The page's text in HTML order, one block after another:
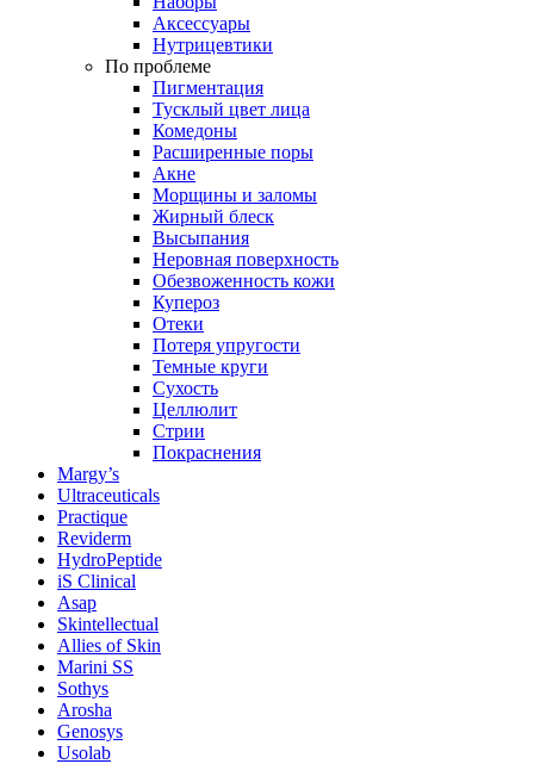
Аксессуары
Нутрицевтики
По проблеме
Пигментация
Тусклый цвет лица
Комедоны
Расширенные поры
Акне
Морщины и заломы
Жирный блеск
Высыпания
Неровная поверхность
Обезвоженность кожи
Купероз
Отеки
Потеря упругости
Темные круги
Сухость
Целлюлит
Стрии
Покраснения
Margy’s
Ultraceuticals
Practique
Reviderm
HydroPeptide
iS Clinical
Asap
Skintellectual
Allies of Skin
Marini SS
Sothys
Arosha
Genosys
Usolab